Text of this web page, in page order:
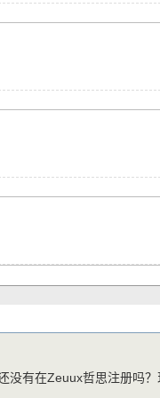
没有在Zeuux哲思注册吗